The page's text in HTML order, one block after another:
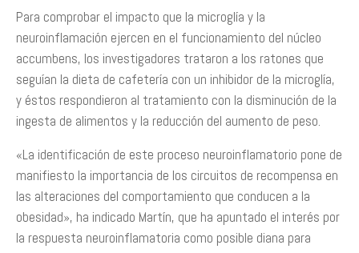
Para comprobar el impacto que la microglía y la
neuroinflamación ejercen en el funcionamiento del núcleo
accumbens, los investigadores trataron a los ratones que
seguían la dieta de cafetería con un inhibidor de la microglía,
y éstos respondieron al tratamiento con la disminución de la
ingesta de alimentos y la reducción del aumento de peso.
«La identificación de este proceso neuroinflamatorio pone de
manifiesto la importancia de los circuitos de recompensa en
las alteraciones del comportamiento que conducen a la
obesidad», ha indicado Martín, que ha apuntado el interés por
la respuesta neuroinflamatoria como posible diana para